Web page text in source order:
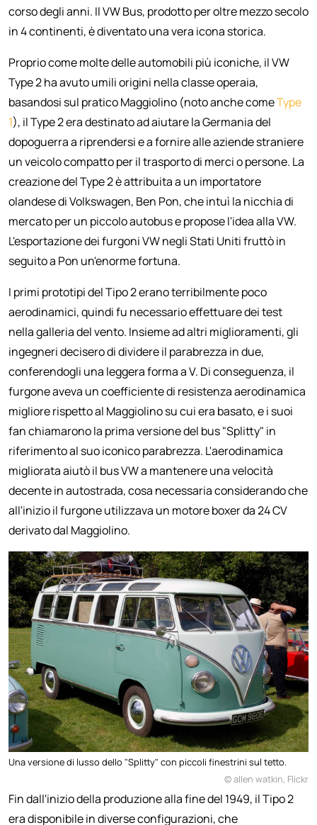
corso degli anni. Il VW Bus, prodotto per oltre mezzo secolo
in 4 continenti, è diventato una vera icona storica.
Proprio come molte delle automobili più iconiche, il VW
Type 2 ha avuto umili origini nella classe operaia,
basandosi sul pratico Maggiolino (noto anche comeType
1), il Type 2 era destinato ad aiutare la Germania del
dopoguerra a riprendersi e a fornire alle aziende straniere
un veicolo compatto per il trasporto di merci o persone. La
creazione del Type 2 è attribuita a un importatore
olandese di Volkswagen, Ben Pon, che intuì la nicchia di
mercato per un piccolo autobus e propose l'idea alla VW.
L'esportazione dei furgoni VW negli Stati Uniti fruttò in
seguito a Pon un'enorme fortuna.
I primi prototipi del Tipo 2 erano terribilmente poco
aerodinamici, quindi fu necessario effettuare dei test
nella galleria del vento. Insieme ad altri miglioramenti, gli
ingegneri decisero di dividere il parabrezza in due,
conferendogli una leggera forma a V. Di conseguenza, il
furgone aveva un coefficiente di resistenza aerodinamica
migliore rispetto al Maggiolino su cui era basato, e i suoi
fan chiamarono la prima versione del bus "Splitty" in
riferimento al suo iconico parabrezza. L'aerodinamica
migliorata aiutò il bus VW a mantenere una velocità
decente in autostrada, cosa necessaria considerando che
all'inizio il furgone utilizzava un motore boxer da 24 CV
derivato dal Maggiolino.
Una versione di lusso dello "Splitty" con piccoli finestrini sul tetto.
© allen watkin, Flickr
Fin dall'inizio della produzione alla fine del 1949, il Tipo 2
era disponibile in diverse configurazioni, che